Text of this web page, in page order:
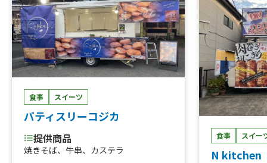
食事 スイーツ
パティスリーコジカ
提供商品
焼きそば、牛串、カステラ
食事 スイー
N kitchen